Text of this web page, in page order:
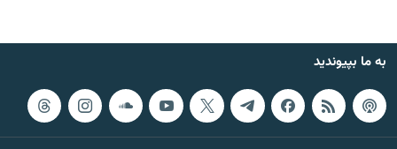
به ما بپیوندید